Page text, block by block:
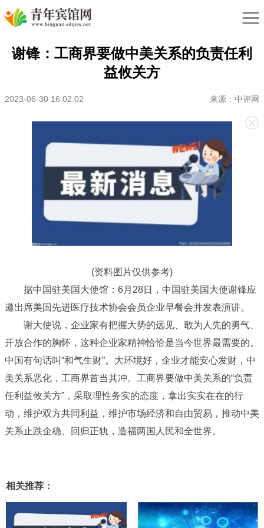
谢锋：工商界要做中美关系的负责任利
益攸关方
2023-06-30 16:02:02 来源：中评网
(资料图片仅供参考)
据中国驻美国大使馆：6月28日，中国驻美国大使谢锋应
邀出席美国先进医疗技术协会会员企业早餐会并发表演讲。
谢大使说，企业家有把握大势的远见、敢为人先的勇气、
开放合作的胸怀，这种企业家精神恰恰是当今世界最需要的。
中国有句话叫“和气生财”。大环境好，企业才能安心发财，中
美关系恶化，工商界首当其冲。工商界要做中美关系的“负责
任利益攸关方”，采取理性务实的态度，拿出实实在在的行
动，维护双方共同利益，维护市场经济和自由贸易，推动中美
关系止跌企稳、回归正轨，造福两国人民和全世界。
相关推荐：